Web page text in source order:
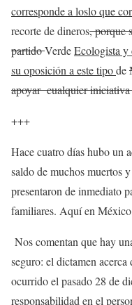
corresponde a loslo que
recorte de dineros, porque
partidoVerdeEcologista y
su oposición a este tipode
apoyar cualquier
+++
Hace cuatro días hubo un
saldo de muchos muertos
presentaron de inmediato
familiares. Aquí en
Nos comentan que hay
seguro: el dictamen
ocurrido el pasado 28 de
responsabilidad en el